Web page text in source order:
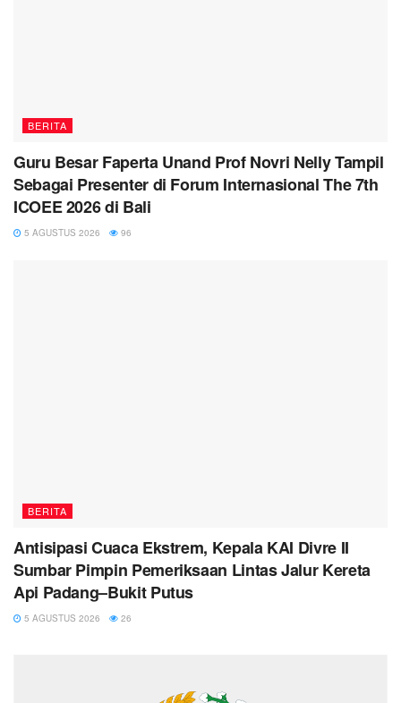
BERITA
Guru Besar Faperta Unand Prof Novri Nelly Tampil
Sebagai Presenter di Forum Internasional The 7th
ICOEE 2026 di Bali
5 AGUSTUS 2026 96
BERITA
Antisipasi Cuaca Ekstrem, Kepala KAI Divre II
Sumbar Pimpin Pemeriksaan Lintas Jalur Kereta
Api Padang–Bukit Putus
5 AGUSTUS 2026 26